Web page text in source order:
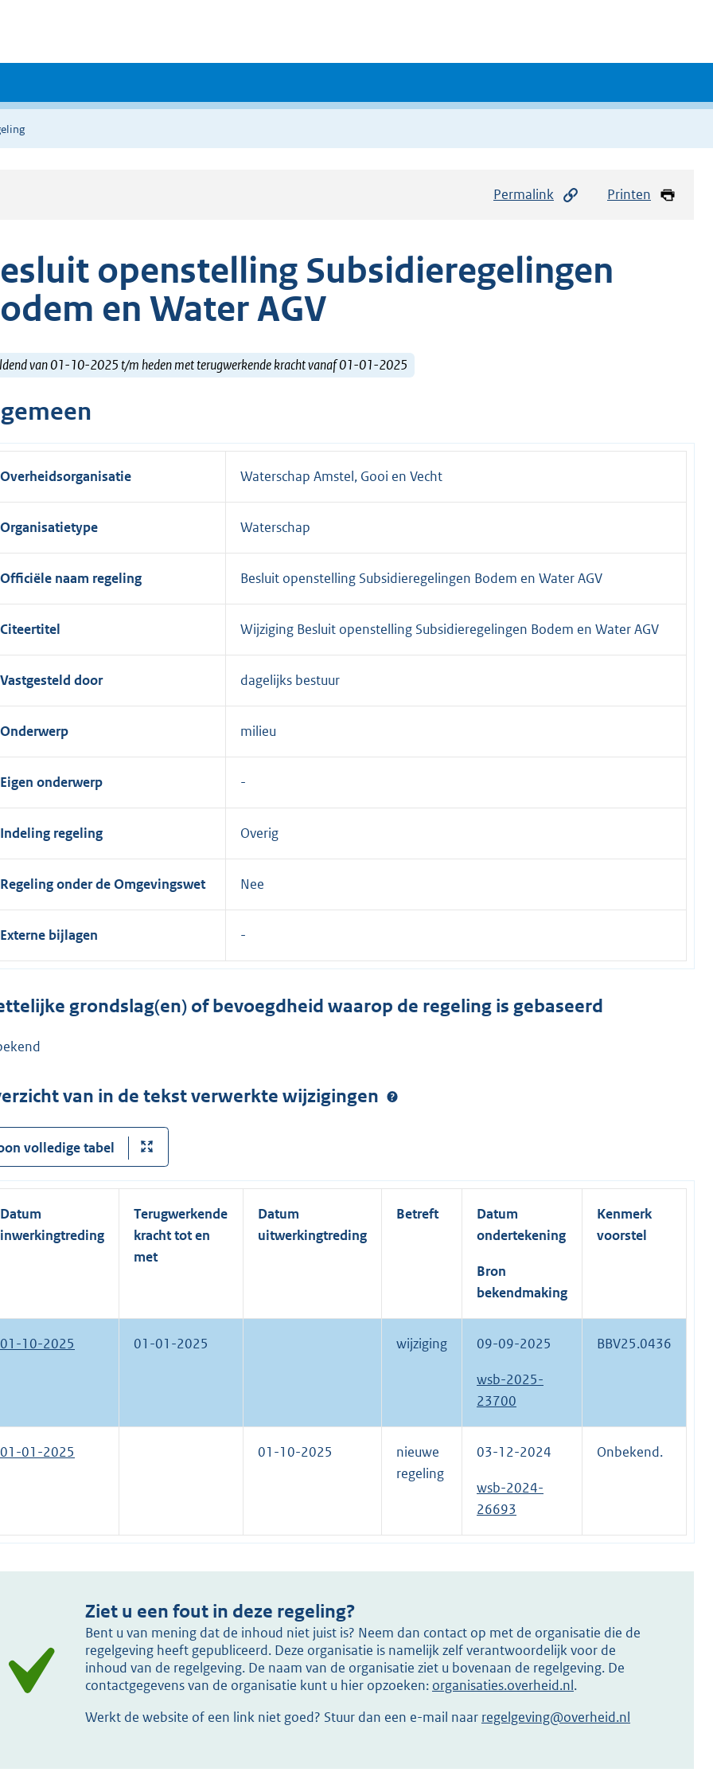
Permalink Printen
openstelling Subsidieregelingen
en Water AGV
van 01-10-2025 t/m heden met terugwerkende kracht vanaf 01-01-2025
Overheidsorganisatie Waterschap Amstel, Gooi en Vecht
Organisatietype Waterschap
Officiële naam regeling Besluit openstelling Subsidieregelingen Bodem en Water AGV
Citeertitel Wijziging Besluit openstelling Subsidieregelingen Bodem en Water AGV
Vastgesteld door dagelijks bestuur
Onderwerp milieu
Eigen onderwerp
Indeling regeling Overig
Regeling onder de Omgevingswet Nee
Externe bijlagen
grondslag(en) of bevoegdheid waarop de regeling is gebaseerd
van in de tekst verwerkte wijzigingen
volledige tabel
Datum
inwerkingtreding
Terugwerkende
kracht tot en
met
Datum
uitwerkingtreding
Betreft
Datum
ondertekening
Bron
bekendmaking
Kenmerk
voorstel
01-10-2025 01-01-2025 wijziging 09-09-2025
wsb-2025-
23700
BBV25.0436
01-01-2025 01-10-2025
nieuwe
regeling
03-12-2024
wsb-2024-
26693
Onbekend.
Ziet u een fout in deze regeling?
Bent u van mening dat de inhoud niet juist is? Neem dan contact op met de organisatie die de
regelgeving heeft gepubliceerd. Deze organisatie is namelijk zelf verantwoordelijk voor de
inhoud van de regelgeving. De naam van de organisatie ziet u bovenaan de regelgeving. De
contactgegevens van de organisatie kunt u hier opzoeken: organisaties.overheid.nl.
Werkt de website of een link niet goed? Stuur dan een e-mail naar regelgeving@overheid.nl